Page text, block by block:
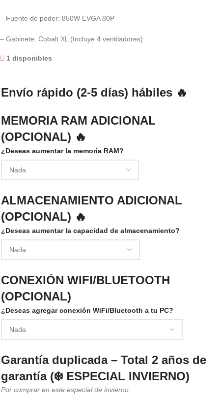
– Fuente de poder: 850W EVGA 80P
– Gabinete: Cobalt XL (Incluye 4 ventiladores)
1 disponibles
Envío rápido (2-5 días) hábiles 🔥
MEMORIA RAM ADICIONAL
(OPCIONAL) 🔥
¿Deseas aumentar la memoria RAM?
ALMACENAMIENTO ADICIONAL
(OPCIONAL) 🔥
¿Deseas aumentar la capacidad de almacenamiento?
CONEXIÓN WIFI/BLUETOOTH
(OPCIONAL)
¿Deseas agregar conexión WiFi/Bluetooth a tu PC?
Garantía duplicada – Total 2 años de
garantía (❄️ ESPECIAL INVIERNO)
Por comprar en este especial de invierno